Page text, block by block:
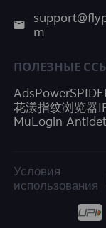
m
ПОЛЕЗНЫЕ
AdsPower
花漾指纹浏览器
MuLogin
Условия
использования